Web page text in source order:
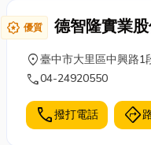
award_star 優質 德智隆實業
location_on臺中市大里區中興路1
call04-24920550
call撥打電話 directions